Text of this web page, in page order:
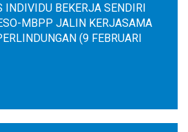
INDIVIDU BEKERJA SENDIRI
MBPP JALIN KERJASAMA
(9 FEBRUARI